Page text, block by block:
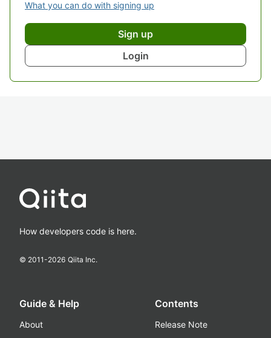
What you can do with signing up
Sign up
Login
How developers code is here.
© 2011-2026 Qiita Inc.
Guide & Help
About
Contents
Release Note